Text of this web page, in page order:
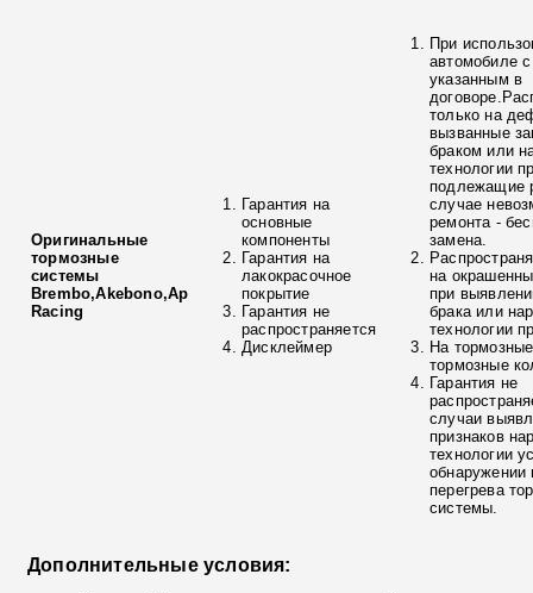
Оригинальные
тормозные
системы
Brembo,Akebono,Ap
Racing
Гарантия на
основные
компоненты
Гарантия на
лакокрасочное
покрытие
Гарантия не
распространяется
Дисклеймер
При
автомобиле
указанным в
только на
вызванные
браком или
технологии
подлежащие
случае
ремонта -
замена.
на
при
брака или
технологии
На
тормозные
Гарантия не
случаи
признаков
технологии
обнаружении
перегрева
системы.
Дополнительные условия: